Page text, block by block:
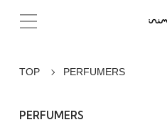
TOP PERFUMERS
PERFUMERS